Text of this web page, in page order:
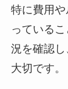
特に費用
っている
況を確認
大切です。